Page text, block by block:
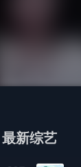
最新综艺